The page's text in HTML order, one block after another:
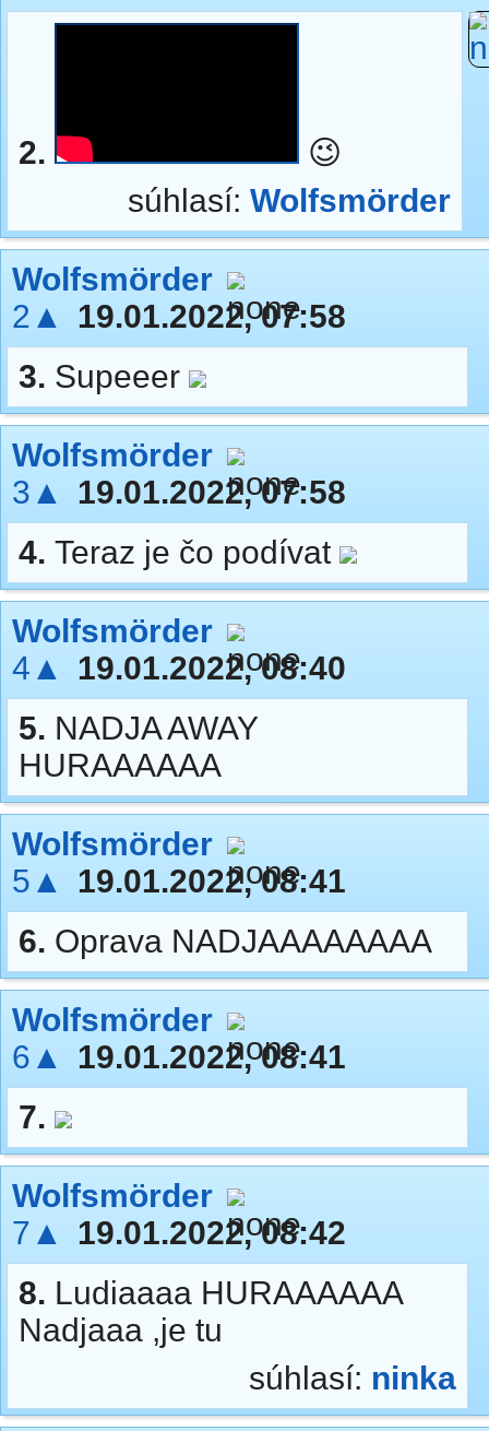
2.
😉
súhlasí: Wolfsmörder
Wolfsmörder
2▲
19.01.2022, 07:58
3. Supeeer
Wolfsmörder
3▲
19.01.2022, 07:58
4. Teraz je čo podívat
Wolfsmörder
4▲
19.01.2022, 08:40
5. NADJA AWAY
HURAAAAAA
Wolfsmörder
5▲
19.01.2022, 08:41
6. Oprava NADJAAAAAAAA
Wolfsmörder
6▲
19.01.2022, 08:41
7.
Wolfsmörder
7▲
19.01.2022, 08:42
8. Ludiaaaa HURAAAAAA
Nadjaaa ,je tu
súhlasí: ninka